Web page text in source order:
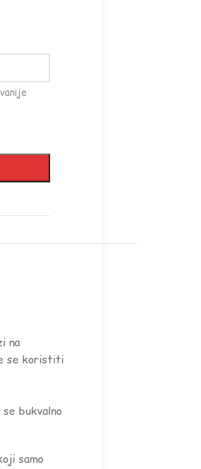
na
se koristiti
bukvalno
samo